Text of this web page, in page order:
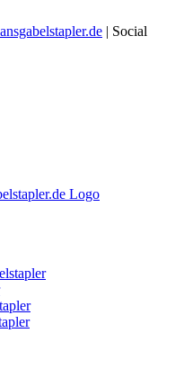
| Social